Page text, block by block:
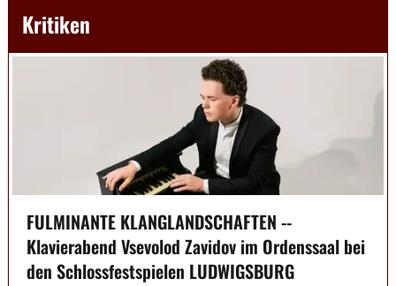
Kritiken
FULMINANTE KLANGLANDSCHAFTEN --
Klavierabend Vsevolod Zavidov im Ordenssaal bei
den Schlossfestspielen LUDWIGSBURG